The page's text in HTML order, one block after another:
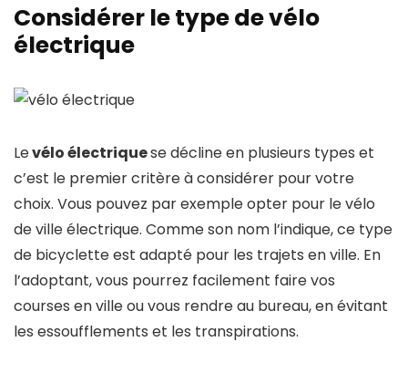
Considérer le type de vélo
électrique
Levélo électriquese décline en plusieurs types et
c’est le premier critère à considérer pour votre
choix. Vous pouvez par exemple opter pour le vélo
de ville électrique. Comme son nom l’indique, ce type
de bicyclette est adapté pour les trajets en ville. En
l’adoptant, vous pourrez facilement faire vos
courses en ville ou vous rendre au bureau, en évitant
les essoufflements et les transpirations.